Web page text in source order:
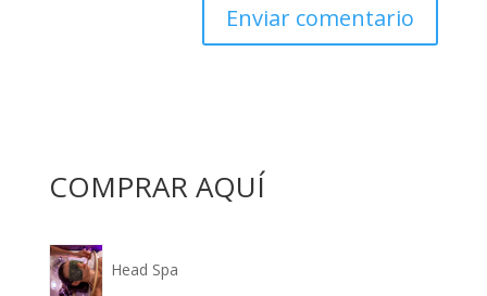
COMPRAR AQUÍ
Head Spa